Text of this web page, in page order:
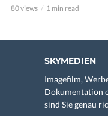
80 views 1 min read
SKYMEDIEN
Imagefilm,
Dokumentation
sind Sie genau